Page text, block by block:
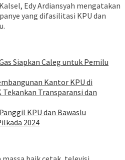
Edy Ardiansyah mengatakan
yang difasilitasi KPU dan
Siapkan Caleg untuk Pemilu
Kantor KPU di
Tekankan Transparansi dan
KPU dan Bawaslu
2024